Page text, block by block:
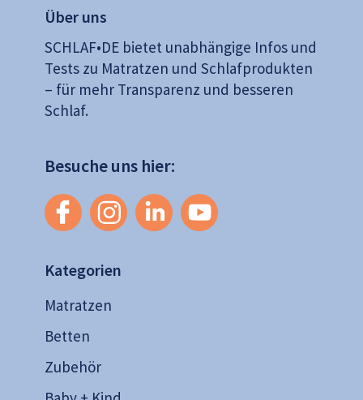
Über uns
SCHLAF•DE bietet unabhängige Infos und
Tests zu Matratzen und Schlafprodukten
– für mehr Transparenz und besseren
Schlaf.
Besuche uns hier:
Kategorien
Matratzen
Betten
Zubehör